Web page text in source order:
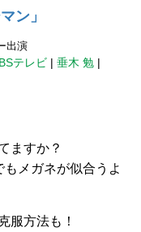
ン」
出演
テレビ | 垂木 勉 |
ますか？
メガネが似合うよ
服方法も！